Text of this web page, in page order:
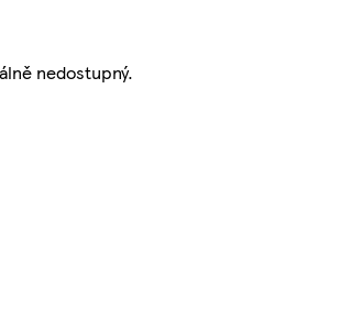
nedostupný.